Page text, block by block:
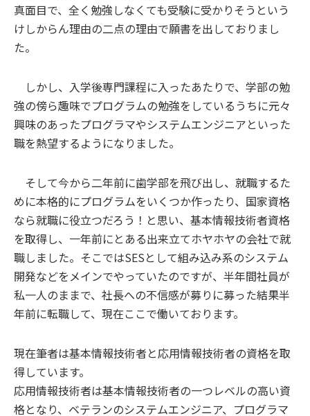
真面目で、全く勉強しなくても受験に受かりそうという
けしからん理由の二点の理由で願書を出しておりまし
た。
しかし、入学後専門課程に入ったあたりで、学部の勉
強の傍ら趣味でプログラムの勉強をしているうちに元々
興味のあったプログラマやシステムエンジニアといった
職を熱望するようになりました。
そして今から二年前に歯学部を飛び出し、就職するた
めに本格的にプログラムをいくつか作ったり、国家資格
なら就職に役立つだろう！と思い、基本情報技術者資格
を取得し、一年前にとある出来立てホヤホヤの会社で就
職しました。そこではSESとして組み込み系のシステム
開発などをメインでやっていたのですが、半年間社員が
私一人のままで、社長への不信感が募りに募った結果半
年前に転職して、現在ここで働いております。
現在筆者は基本情報技術者と応用情報技術者の資格を取
得しています。
応用情報技術者は基本情報技術者の一つレベルの高い資
格となり、ベテランのシステムエンジニア、プログラマ